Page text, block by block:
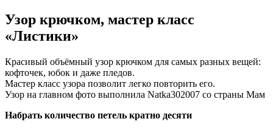
Узор крючком, мастер класс
«Листики»
Красивый объёмный узор крючком для самых разных вещей:
кофточек, юбок и даже пледов.
Мастер класс узора позволит легко повторить его.
Узор на главном фото выполнила Natka302007 со страны Мам
Набрать количество петель кратно десяти